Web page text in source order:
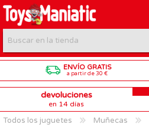
ENVÍO GRATIS
a partir de 30 €
devoluciones
en 14 días
Todos los juguetes Muñecas